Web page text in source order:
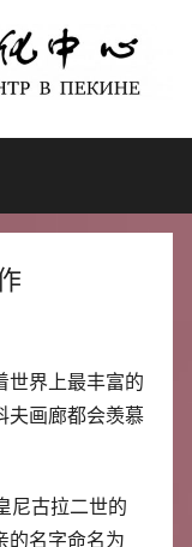
世界上最丰富的
夫画廊都会羡慕
尼古拉二世的
的名字命名为